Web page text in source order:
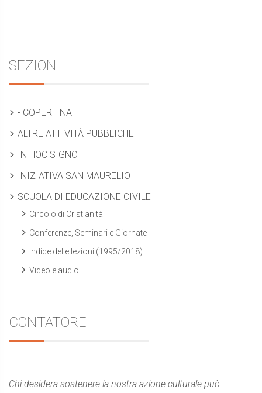
SEZIONI
• COPERTINA
ALTRE ATTIVITÀ PUBBLICHE
IN HOC SIGNO
INIZIATIVA SAN MAURELIO
SCUOLA DI EDUCAZIONE CIVILE
Circolo di Cristianità
Conferenze, Seminari e Giornate
Indice delle lezioni (1995/2018)
Video e audio
CONTATORE
Chi desidera sostenere la nostra azione culturale può